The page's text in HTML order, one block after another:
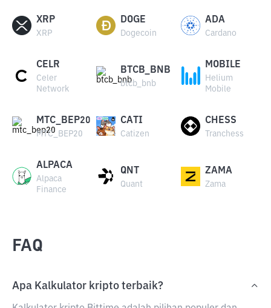
XRP
XRP
DOGE
Dogecoin
ADA
Cardano
CELR
Celer
Network
BTCB_BNB
btcb_bnb
MOBILE
Helium
Mobile
MTC_BEP20
MTC_BEP20
CATI
Catizen
CHESS
Tranchess
ALPACA
Alpaca
Finance
QNT
Quant
ZAMA
Zama
FAQ
Apa Kalkulator kripto terbaik?